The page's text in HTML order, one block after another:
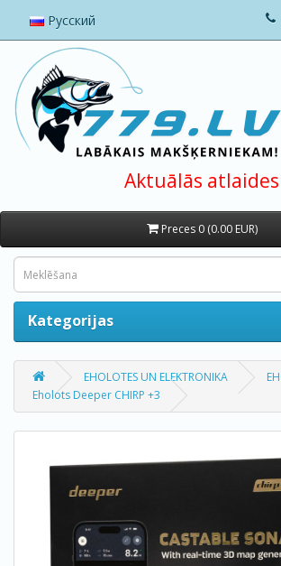
Русский
Aktuālās atlaides
Preces 0 (0.00 EUR)
Kategorijas
EHOLOTES UN ELEKTRONIKA
Eholots Deeper CHIRP +3